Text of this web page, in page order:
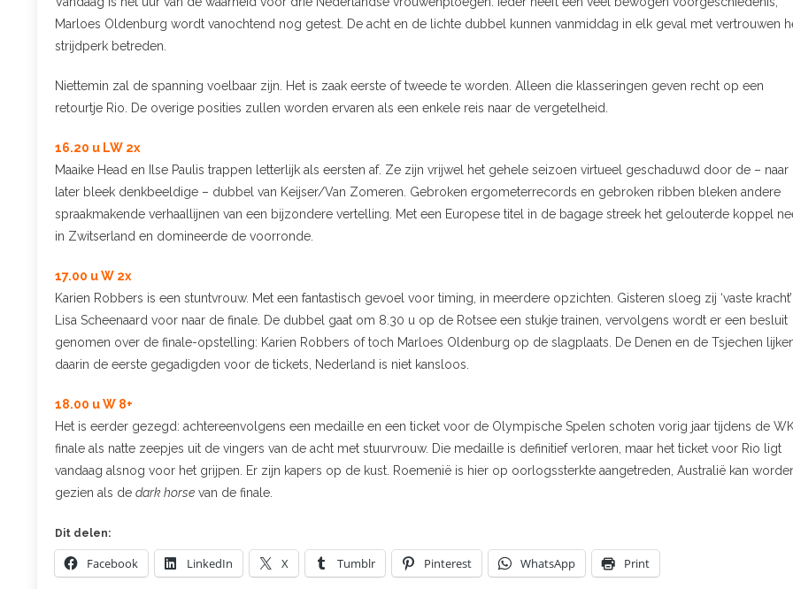
Marloes Oldenburg wordt vanochtend nog getest. De acht en de lichte dubbel kunnen vanmiddag in elk geval met vertrouwen
strijdperk betreden.
Niettemin zal de spanning voelbaar zijn. Het is zaak eerste of tweede te worden. Alleen die klasseringen geven recht op een
retourtje Rio. De overige posities zullen worden ervaren als een enkele reis naar de vergetelheid.
16.20 u LW 2x
Maaike Head en Ilse Paulis trappen letterlijk als eersten af. Ze zijn vrijwel het gehele seizoen virtueel geschaduwd door de – naar
later bleek denkbeeldige – dubbel van Keijser/Van Zomeren. Gebroken ergometerrecords en gebroken ribben bleken andere
spraakmakende verhaallijnen van een bijzondere vertelling. Met een Europese titel in de bagage streek het gelouterde koppel
in Zwitserland en domineerde de voorronde.
17.00 u W 2x
Karien Robbers is een stuntvrouw. Met een fantastisch gevoel voor timing, in meerdere opzichten. Gisteren sloeg zij ‘vaste kracht’
Lisa Scheenaard voor naar de finale. De dubbel gaat om 8.30 u op de Rotsee een stukje trainen, vervolgens wordt er een besluit
genomen over de finale-opstelling: Karien Robbers of toch Marloes Oldenburg op de slagplaats. De Denen en de Tsjechen
daarin de eerste gegadigden voor de tickets, Nederland is niet kansloos.
18.00 u W 8+
Het is eerder gezegd: achtereenvolgens een medaille en een ticket voor de Olympische Spelen schoten vorig jaar tijdens de
finale als natte zeepjes uit de vingers van de acht met stuurvrouw. Die medaille is definitief verloren, maar het ticket voor Rio ligt
vandaag alsnog voor het grijpen. Er zijn kapers op de kust. Roemenië is hier op oorlogssterkte aangetreden, Australië kan
gezien als de dark horse van de finale.
Dit delen:
Facebook LinkedIn X Tumblr Pinterest WhatsApp Print